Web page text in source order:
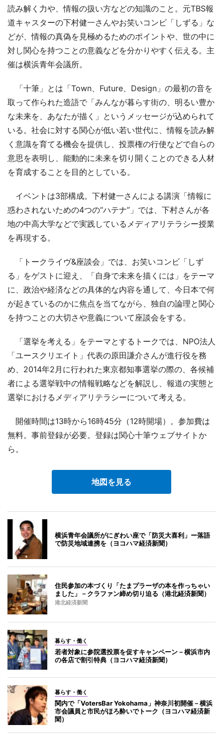
読み解く力や、情報の扱い方などの知識のこと。元TBS報
道キャスターの下村健一さんやお笑いコンビ「しずる」な
どが、情報の真偽を見極めるためのポイントや、世の中に
対し関心を持つことの意義などを分かりやすく伝える。主
催は横浜青年会議所。
「十筆」とは「Town、Future、Design」の最初の音を
取って作られた造語で「みんなが暮らす街の、明るい豊か
な未来を、あなたが描く」というメッセージが込められて
いる。社会に対する関心が低い若い世代に、情報を読み解
く意識を育てる機会を提供し、投票権の行使などで自らの
意思を表明し、能動的に未来を切り開くことのできる人材
を育成することを目的としている。
イベントは3部構成。下村健一さんによる講演「情報に
惑わされないための4つの“ハテナ”」では、下村さんが各
地の中高大学などで実践しているメディアリテラシー授業
を再現する。
「トークライヴ&座談会」では、お笑いコンビ「しず
る」をゲストに迎え、「自身で未来を描くには」をテーマ
に、政治や経済などの具体的な内容を通して、今日本で何
が起きているのかに焦点を当てながら、独自の論理と関心
を持つことの大切さや意義について座談会をする。
「選挙を考える」をテーマとするトークでは、NPO法人
「ユースクリエイト」代表の原田謙介さんが進行役を務
め、2014年2月に行われた東京都知事選挙の際の、各候補
者による選挙戦中の情報戦略などを解説し、報道の実態と
選挙におけるメディアリテラシーについて考える。
開催時間は13時から16時45分（12時開場）。参加費は
無料。事前登録が必要。登録は関心十筆ウェブサイトか
ら。
地図を見る
横浜青年会議所がにぎわい座で「防災大喜利」ー落語
で防災地域連携を（ヨコハマ経済新聞）
住民参加の本づくり「たまプラーザの本を作っちゃい
ました」－クラファン締め切り迫る（港北経済新聞）
港北経済新聞
暮らす・働く
若者対象に参院選投票を促すキャンペーン－横浜市内
の各店で割引特典（ヨコハマ経済新聞）
暮らす・働く
関内で「VotersBar Yokohama」神奈川初開催－横浜
市会議員と市民がほろ酔いでトーク（ヨコハマ経済新
聞）